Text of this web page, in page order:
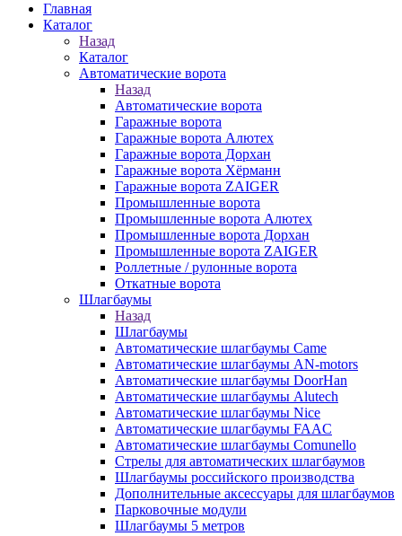
Главная
Каталог
Назад
Каталог
Автоматические ворота
Назад
Автоматические ворота
Гаражные ворота
Гаражные ворота Алютех
Гаражные ворота Дорхан
Гаражные ворота Хёрманн
Гаражные ворота ZAIGER
Промышленные ворота
Промышленные ворота Алютех
Промышленные ворота Дорхан
Промышленные ворота ZAIGER
Роллетные / рулонные ворота
Откатные ворота
Шлагбаумы
Назад
Шлагбаумы
Автоматические шлагбаумы Came
Автоматические шлагбаумы AN-motors
Автоматические шлагбаумы DoorHan
Автоматические шлагбаумы Alutech
Автоматические шлагбаумы Nice
Автоматические шлагбаумы FAAC
Автоматические шлагбаумы Comunello
Стрелы для автоматических шлагбаумов
Шлагбаумы российского производства
Дополнительные аксессуары для шлагбаумов
Парковочные модули
Шлагбаумы 5 метров